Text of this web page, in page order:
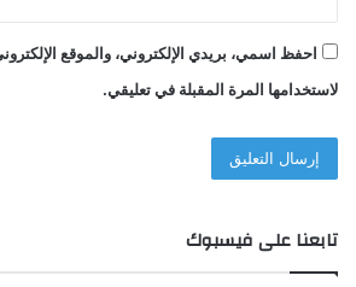
احفظ اسمي، بريدي الإلكتروني، والموقع
لاستخدامها المرة المقبلة في تعليقي.
تابعنا على فيسبوك